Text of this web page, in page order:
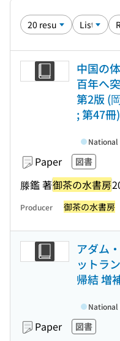
中国の
百年へ
第2版 (
; 第47冊)
Paper 図書
滕鑑 著御茶の水書房
Producer 御茶の水書房
アダム
ットラ
帰結 増
Paper 図書